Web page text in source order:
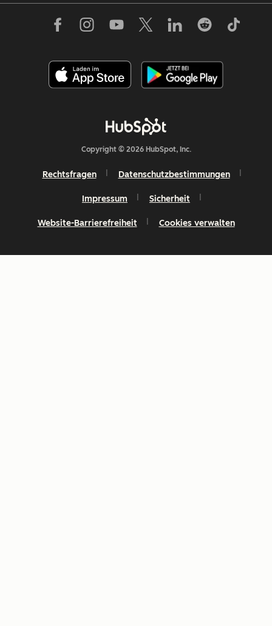
Copyright © 2026 HubSpot, Inc.
Rechtsfragen Datenschutzbestimmungen
Impressum Sicherheit
Website-Barrierefreiheit Cookies verwalten